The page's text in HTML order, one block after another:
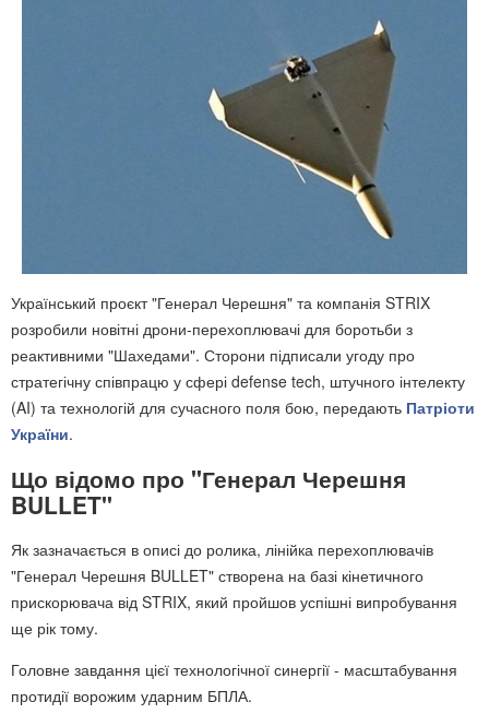
Український проєкт "Генерал Черешня" та компанія STRIX
розробили новітні дрони-перехоплювачі для боротьби з
реактивними "Шахедами". Сторони підписали угоду про
стратегічну співпрацю у сфері defense tech, штучного інтелекту
(AI) та технологій для сучасного поля бою, передають Патріоти
України.
Що відомо про "Генерал Черешня
BULLET"
Як зазначається в описі до ролика, лінійка перехоплювачів
"Генерал Черешня BULLET" створена на базі кінетичного
прискорювача від STRIX, який пройшов успішні випробування
ще рік тому.
Головне завдання цієї технологічної синергії - масштабування
протидії ворожим ударним БПЛА.